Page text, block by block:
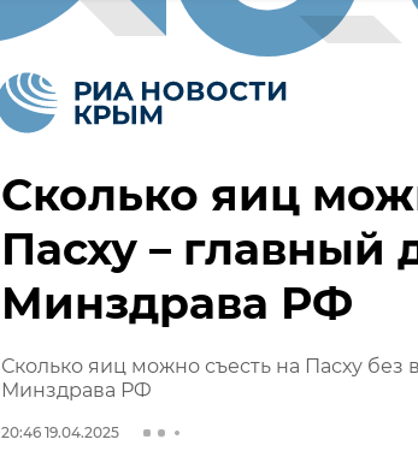
Сколько яиц
Пасху – главный
Минздрава РФ
Сколько яиц можно съесть на Пасху без
Минздрава РФ
20:46 19.04.2025